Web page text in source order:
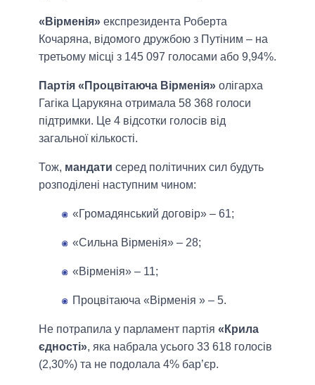
«Вірменія» експрезидента Роберта
Кочаряна, відомого дружбою з Путіним – на
третьому місці з 145 097 голосами або 9,94%.
Партія «Процвітаюча Вірменія» олігарха
Гагіка Царукяна отримала 58 368 голоси
підтримки. Це 4 відсотки голосів від
загальної кількості.
Тож, мандати серед політичних сил будуть
розподілені наступним чином:
«Громадянський договір» – 61;
«Сильна Вірменія» – 28;
«Вірменія» – 11;
Процвітаюча «Вірменія » – 5.
Не потрапила у парламент партія «Крила
єдності», яка набрала усього 33 618 голосів
(2,30%) та не подолала 4% бар’єр.